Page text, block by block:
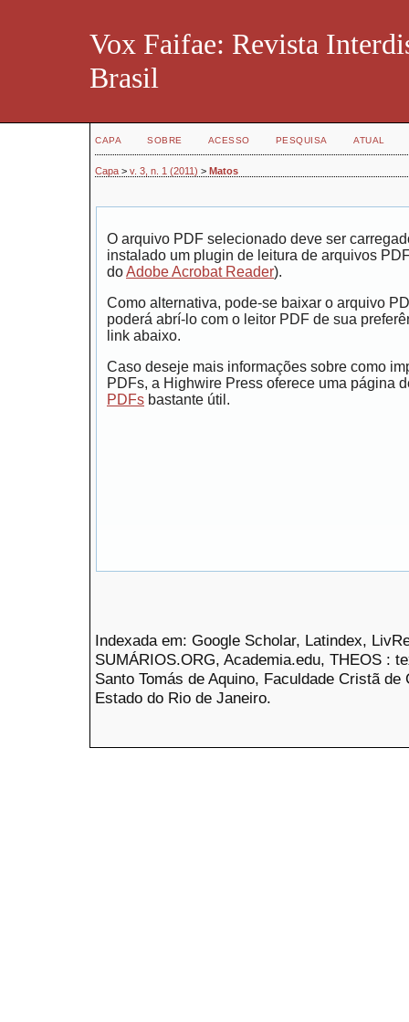
Vox Faifae: Revista
Brasil
CAPA SOBRE ACESSO PESQUISA ATUAL
Capa > v. 3, n. 1 (2011) > Matos
O arquivo PDF selecionado deve ser
instalado um plugin de leitura de arquivos
doAdobe Acrobat Reader).
Como alternativa, pode-se baixar o arquivo
poderá abrí-lo com o leitor PDF de sua
link abaixo.
Caso deseje mais informações sobre como
PDFs, a Highwire Press oferece uma página
PDFs bastante útil.
Indexada em: Google Scholar, Latindex,
SUMÁRIOS.ORG, Academia.edu, THEOS :
Santo Tomás de Aquino, Faculdade Cristã
Estado do Rio de Janeiro.